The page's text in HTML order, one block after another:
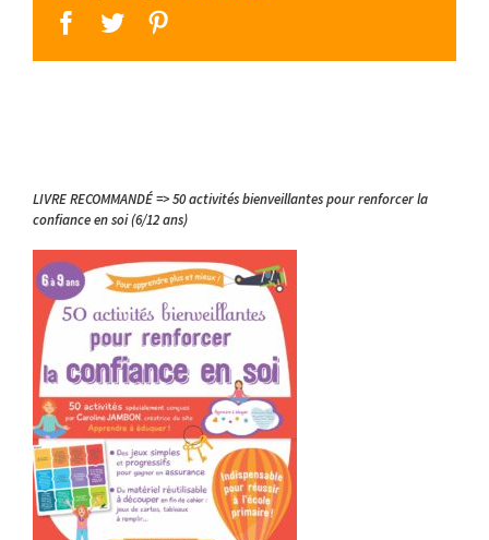
facebook
twitter
LIVRE RECOMMANDÉ => 50 activités bienveillantes pour renforcer la
confiance en soi (6/12 ans)